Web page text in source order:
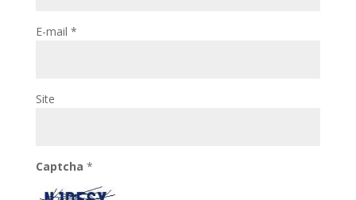
E-mail *
Site
Captcha *